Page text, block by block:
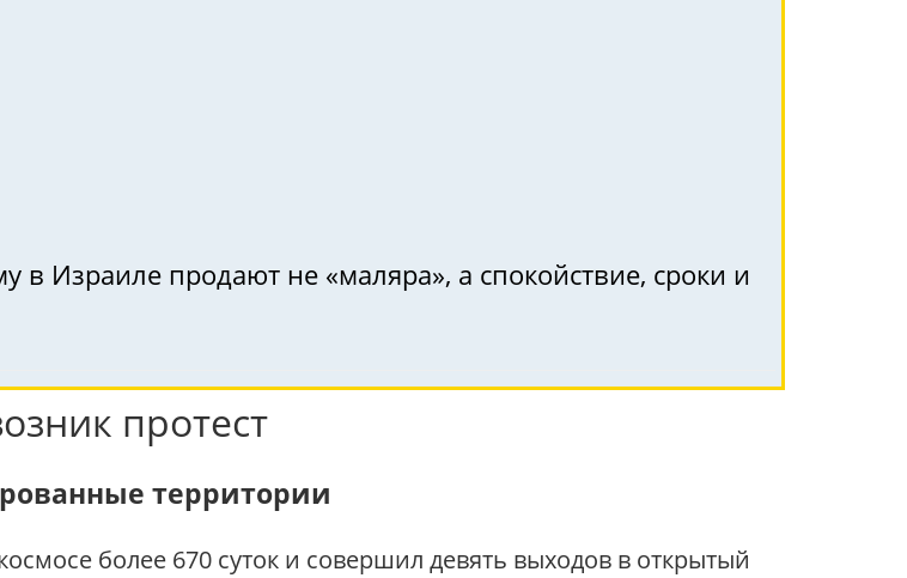
в Израиле продают не «маляра», а спокойствие, сроки и
протест
территории
более 670 суток и совершил девять выходов в открытый